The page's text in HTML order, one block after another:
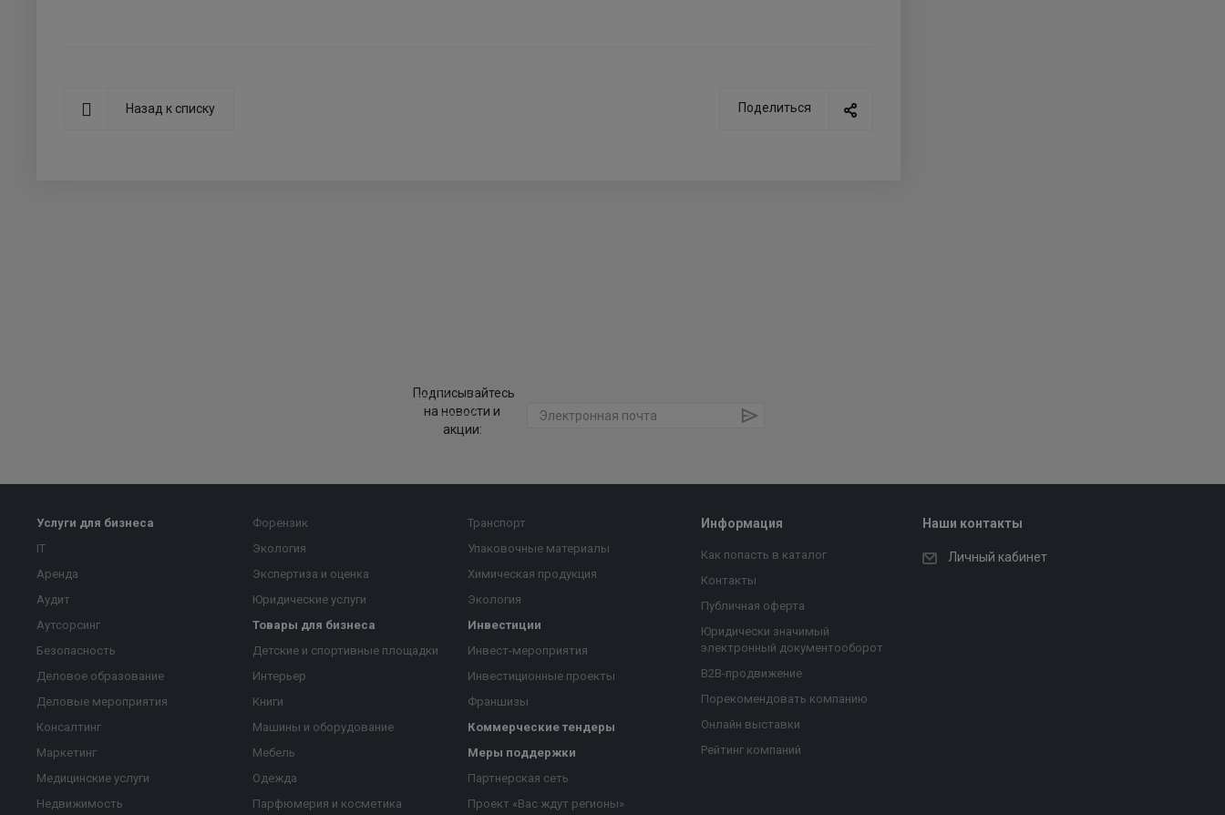
Поделиться
Назад к списку
Подписывайтесь
на новости и
акции:
Услуги для бизнеса
IT
Аренда
Аудит
Аутсорсинг
Безопасность
Деловое образование
Деловые мероприятия
Консалтинг
Маркетинг
Медицинские услуги
Недвижимость
Форензик
Экология
Экспертиза и оценка
Юридические услуги
Товары для бизнеса
Детские и спортивные площадки
Интерьер
Книги
Машины и оборудование
Мебель
Одежда
Парфюмерия и косметика
Транспорт
Упаковочные материалы
Химическая продукция
Экология
Инвестиции
Инвест-мероприятия
Инвестиционные проекты
Франшизы
Коммерческие тендеры
Меры поддержки
Партнерская сеть
Проект «Вас ждут регионы»
Информация
Как попасть в каталог
Контакты
Публичная оферта
Юридически значимый
электронный документооборот
B2B-продвижение
Порекомендовать компанию
Онлайн выставки
Рейтинг компаний
Наши контакты
Личный кабинет